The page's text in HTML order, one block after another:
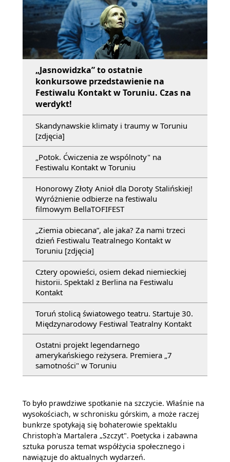
„Jasnowidzka” to ostatnie
konkursowe przedstawienie na
Festiwalu Kontakt w Toruniu. Czas na
werdykt!
Skandynawskie klimaty i traumy w Toruniu
[zdjęcia]
„Potok. Ćwiczenia ze wspólnoty" na
Festiwalu Kontakt w Toruniu
Honorowy Złoty Anioł dla Doroty Stalińskiej!
Wyróżnienie odbierze na festiwalu
filmowym BellaTOFIFEST
„Ziemia obiecana”, ale jaka? Za nami trzeci
dzień Festiwalu Teatralnego Kontakt w
Toruniu [zdjęcia]
Cztery opowieści, osiem dekad niemieckiej
historii. Spektakl z Berlina na Festiwalu
Kontakt
Toruń stolicą światowego teatru. Startuje 30.
Międzynarodowy Festiwal Teatralny Kontakt
Ostatni projekt legendarnego
amerykańskiego reżysera. Premiera „7
samotności" w Toruniu
To było prawdziwe spotkanie na szczycie. Właśnie na
wysokościach, w schronisku górskim, a może raczej
bunkrze spotykają się bohaterowie spektaklu
Christoph'a Martalera „Szczyt". Poetycka i zabawna
sztuka porusza temat współżycia społecznego i
nawiązuje do aktualnych wydarzeń.